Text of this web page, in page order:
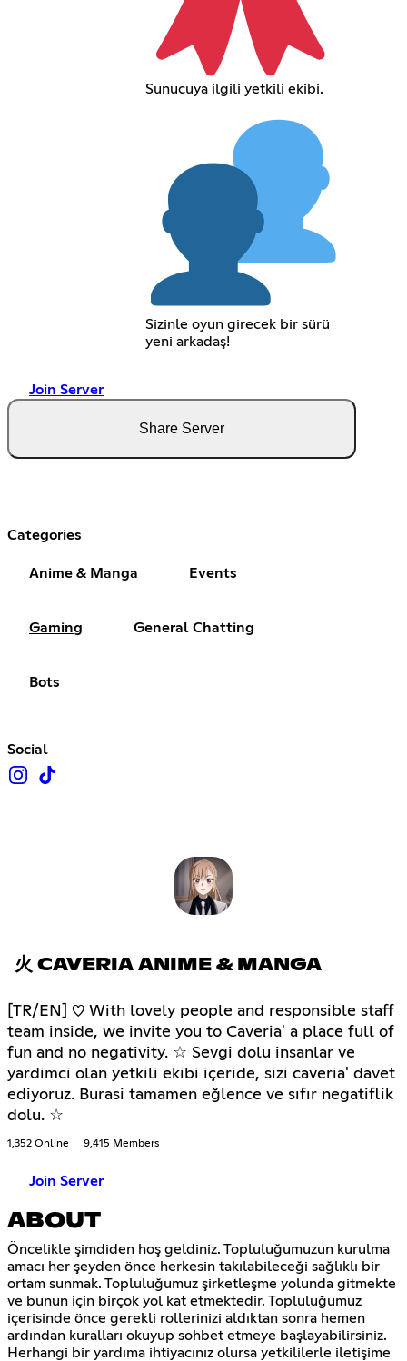
Sunucuya ilgili yetkili ekibi.
Sizinle oyun girecek bir sürü
yeni arkadaş!
Join Server
Share Server
Categories
Anime & Manga Events
Gaming General Chatting
Bots
Social
火 CAVERIA ANIME & MANGA
[TR/EN] ♡ With lovely people and responsible staff
team inside, we invite you to Caveria' a place full of
fun and no negativity. ☆ Sevgi dolu insanlar ve
yardimci olan yetkili ekibi içeride, sizi caveria' davet
ediyoruz. Burasi tamamen eğlence ve sıfır negatiflik
dolu. ☆
1,352 Online 9,415 Members
Join Server
ABOUT
Öncelikle şimdiden hoş geldiniz. Topluluğumuzun kurulma
amacı her şeyden önce herkesin takılabileceği sağlıklı bir
ortam sunmak. Topluluğumuz şirketleşme yolunda gitmekte
ve bunun için birçok yol kat etmektedir. Topluluğumuz
içerisinde önce gerekli rollerinizi aldıktan sonra hemen
ardından kuralları okuyup sohbet etmeye başlayabilirsiniz.
Herhangi bir yardıma ihtiyacınız olursa yetkililerle iletişime